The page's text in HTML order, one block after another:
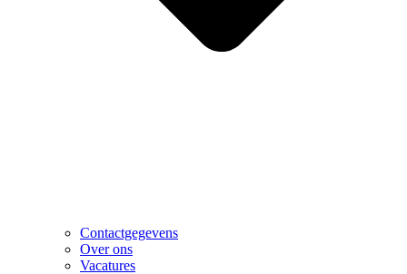
Contactgegevens
Over ons
Vacatures